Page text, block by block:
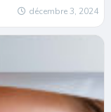
décembre 3, 2024